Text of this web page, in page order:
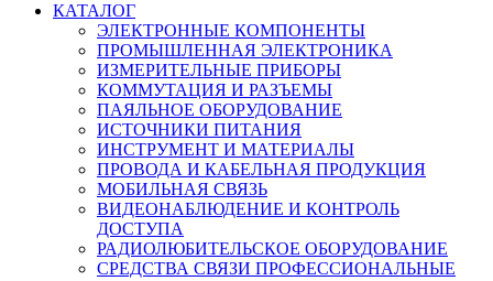
КАТАЛОГ
ЭЛЕКТРОННЫЕ КОМПОНЕНТЫ
ПРОМЫШЛЕННАЯ ЭЛЕКТРОНИКА
ИЗМЕРИТЕЛЬНЫЕ ПРИБОРЫ
КОММУТАЦИЯ И РАЗЪЕМЫ
ПАЯЛЬНОЕ ОБОРУДОВАНИЕ
ИСТОЧНИКИ ПИТАНИЯ
ИНСТРУМЕНТ И МАТЕРИАЛЫ
ПРОВОДА И КАБЕЛЬНАЯ ПРОДУКЦИЯ
МОБИЛЬНАЯ СВЯЗЬ
ВИДЕОНАБЛЮДЕНИЕ И КОНТРОЛЬ
ДОСТУПА
РАДИОЛЮБИТЕЛЬСКОЕ ОБОРУДОВАНИЕ
СРЕДСТВА СВЯЗИ ПРОФЕССИОНАЛЬНЫЕ